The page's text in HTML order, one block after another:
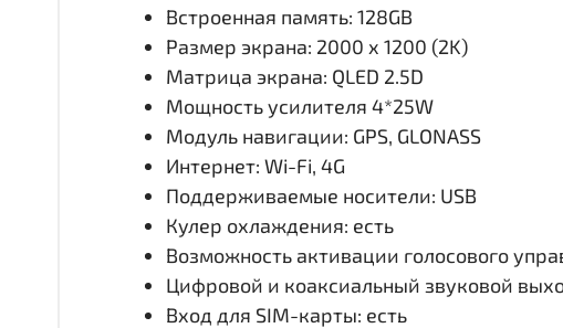
Встроенная память: 128GB
Размер экрана: 2000 х 1200 (2K)
Матрица экрана: QLED 2.5D
Мощность усилителя 4*25W
Модуль навигации: GPS, GLONASS
Интернет: Wi-Fi, 4G
Поддерживаемые носители: USB
Кулер охлаждения: есть
Возможность активации голосового
Цифровой и коаксиальный звуковой
Вход для SIM-карты: есть